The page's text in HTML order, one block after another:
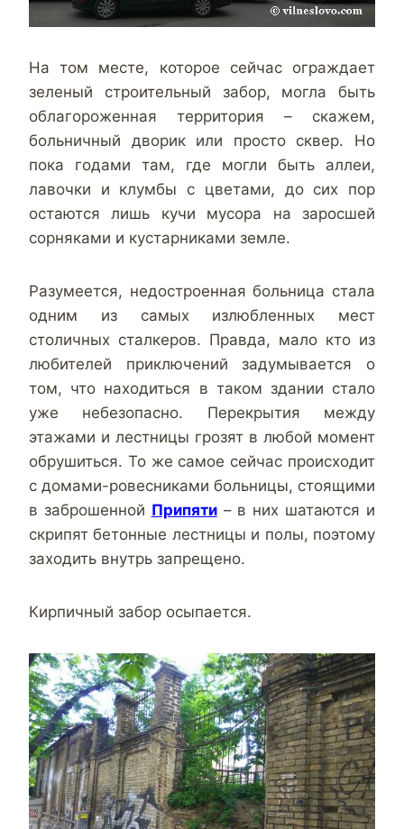
На том месте, которое сейчас ограждает
зеленый строительный забор, могла быть
облагороженная территория – скажем,
больничный дворик или просто сквер. Но
пока годами там, где могли быть аллеи,
лавочки и клумбы с цветами, до сих пор
остаются лишь кучи мусора на заросшей
сорняками и кустарниками земле.
Разумеется, недостроенная больница стала
одним из самых излюбленных мест
столичных сталкеров. Правда, мало кто из
любителей приключений задумывается о
том, что находиться в таком здании стало
уже небезопасно. Перекрытия между
этажами и лестницы грозят в любой момент
обрушиться. То же самое сейчас происходит
с домами-ровесниками больницы, стоящими
в заброшенной Припяти– в них шатаются и
скрипят бетонные лестницы и полы, поэтому
заходить внутрь запрещено.
Кирпичный забор осыпается.